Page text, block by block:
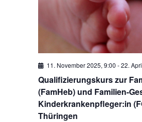
Qualifizierungskurs zur
(FamHeb) und Familien-
Kinderkrankenpfleger:in
Thüringen
11. November 2025, 9:00 -22.